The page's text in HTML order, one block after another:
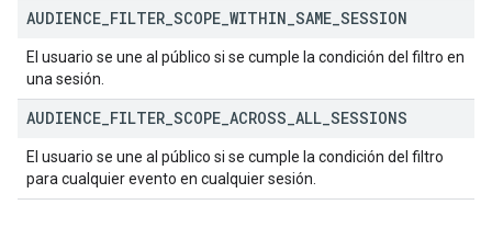
AUDIENCE FILTER SCOPE WITHIN SAME SESSION
El usuario se une al público si se cumple la condición del filtro en
una sesión.
AUDIENCE FILTER SCOPE ACROSS ALL SESSIONS
El usuario se une al público si se cumple la condición del filtro
para cualquier evento en cualquier sesión.